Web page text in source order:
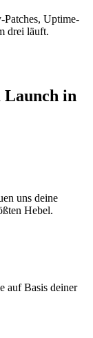
Patches, Uptime-
drei läuft.
Launch in
uns deine
Hebel.
auf Basis deiner